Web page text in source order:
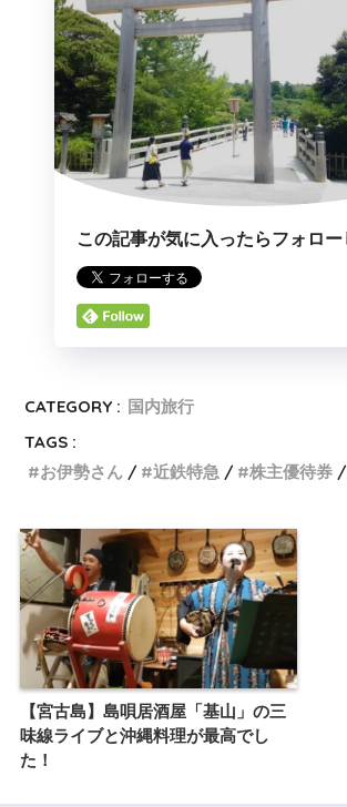
この記事が気に入ったらフォロー
CATEGORY : 国内旅行
TAGS :
お伊勢さん
近鉄特急 株主優待券
【宮古島】島唄居酒屋「基山」の三
味線ライブと沖縄料理が最高でし
た！